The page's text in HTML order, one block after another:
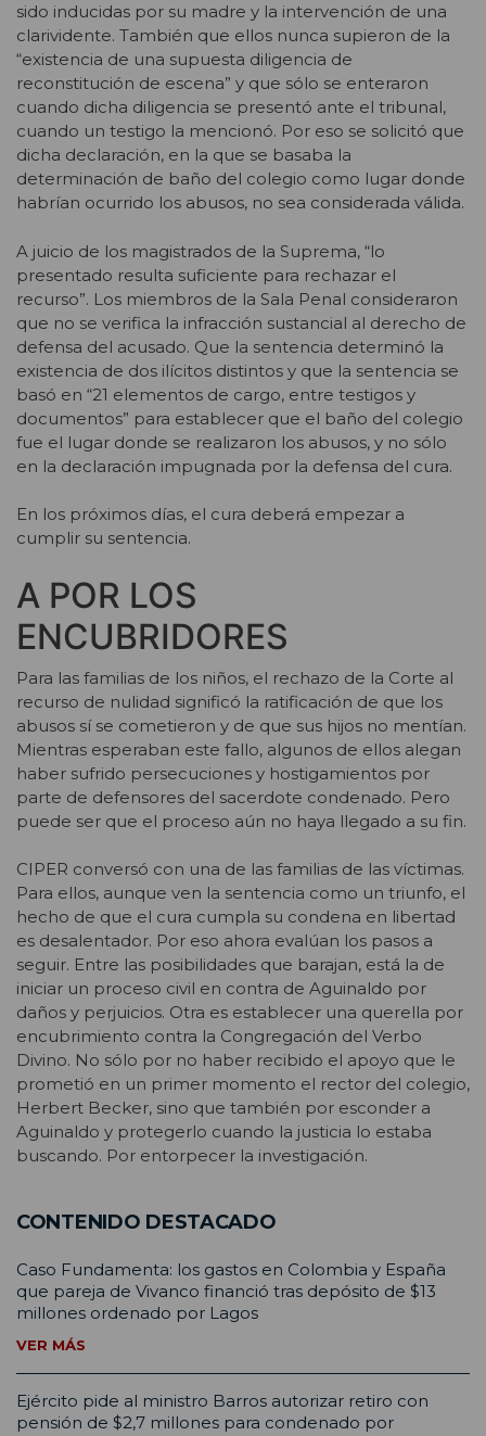
sido inducidas por su madre y la intervención de una
clarividente. También que ellos nunca supieron de la
“existencia de una supuesta diligencia de
reconstitución de escena” y que sólo se enteraron
cuando dicha diligencia se presentó ante el tribunal,
cuando un testigo la mencionó. Por eso se solicitó que
dicha declaración, en la que se basaba la
determinación de baño del colegio como lugar donde
habrían ocurrido los abusos, no sea considerada válida.
A juicio de los magistrados de la Suprema, “lo
presentado resulta suficiente para rechazar el
recurso”. Los miembros de la Sala Penal consideraron
que no se verifica la infracción sustancial al derecho de
defensa del acusado. Que la sentencia determinó la
existencia de dos ilícitos distintos y que la sentencia se
basó en “21 elementos de cargo, entre testigos y
documentos” para establecer que el baño del colegio
fue el lugar donde se realizaron los abusos, y no sólo
en la declaración impugnada por la defensa del cura.
En los próximos días, el cura deberá empezar a
cumplir su sentencia.
A POR LOS
ENCUBRIDORES
Para las familias de los niños, el rechazo de la Corte al
recurso de nulidad significó la ratificación de que los
abusos sí se cometieron y de que sus hijos no mentían.
Mientras esperaban este fallo, algunos de ellos alegan
haber sufrido persecuciones y hostigamientos por
parte de defensores del sacerdote condenado. Pero
puede ser que el proceso aún no haya llegado a su fin.
CIPER conversó con una de las familias de las víctimas.
Para ellos, aunque ven la sentencia como un triunfo, el
hecho de que el cura cumpla su condena en libertad
es desalentador. Por eso ahora evalúan los pasos a
seguir. Entre las posibilidades que barajan, está la de
iniciar un proceso civil en contra de Aguinaldo por
daños y perjuicios. Otra es establecer una querella por
encubrimiento contra la Congregación del Verbo
Divino. No sólo por no haber recibido el apoyo que le
prometió en un primer momento el rector del colegio,
Herbert Becker, sino que también por esconder a
Aguinaldo y protegerlo cuando la justicia lo estaba
buscando. Por entorpecer la investigación.
CONTENIDO DESTACADO
Caso Fundamenta: los gastos en Colombia y España
que pareja de Vivanco financió tras depósito de $13
millones ordenado por Lagos
VER MÁS
Ejército pide al ministro Barros autorizar retiro con
pensión de $2,7 millones para condenado por